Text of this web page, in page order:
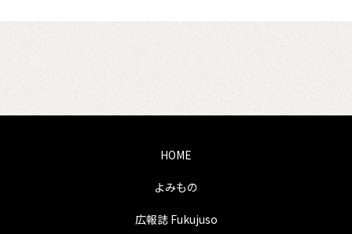
HOME
よみもの
広報誌 Fukujuso